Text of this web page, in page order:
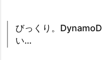
びっくり。
い…